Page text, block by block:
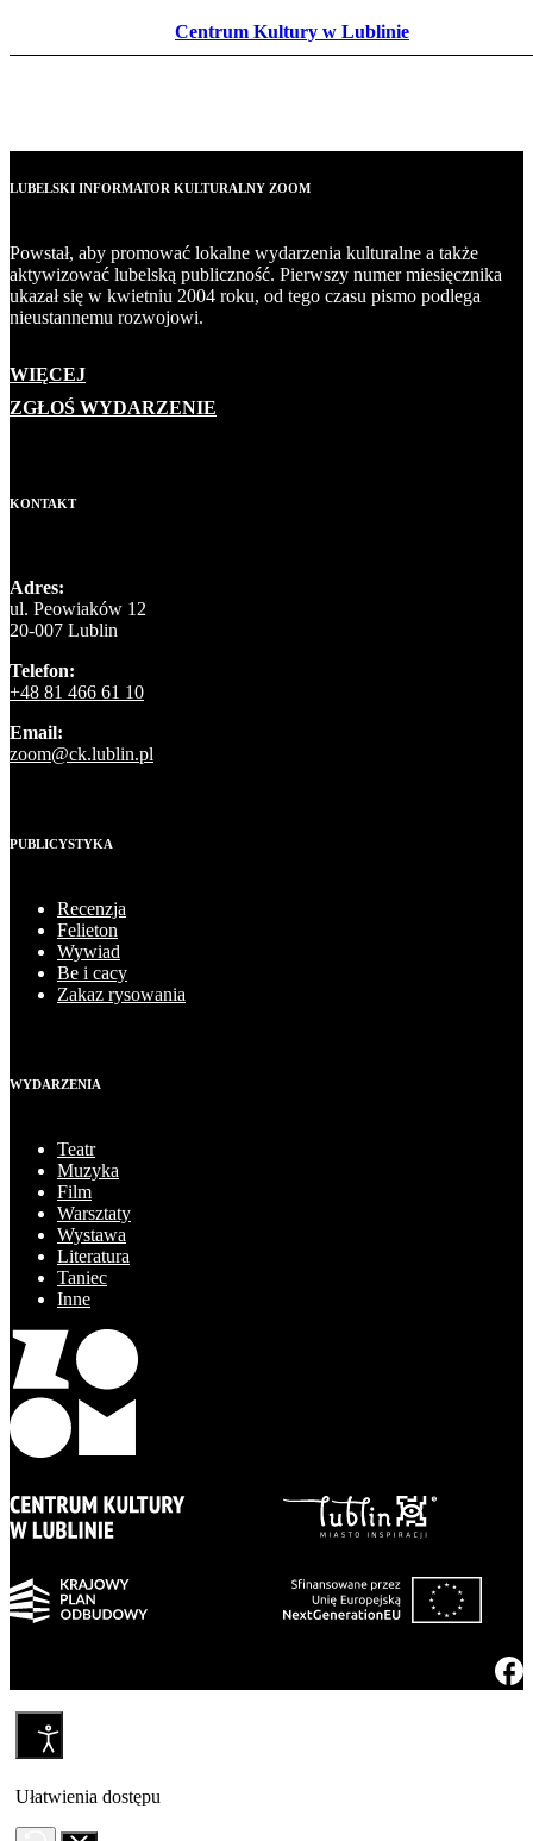
Centrum Kultury w Lublinie
LUBELSKI INFORMATOR KULTURALNY ZOOM
Powstał, aby promować lokalne wydarzenia kulturalne a także
aktywizować lubelską publiczność. Pierwszy numer miesięcznika
ukazał się w kwietniu 2004 roku, od tego czasu pismo podlega
nieustannemu rozwojowi.
WIĘCEJ
ZGŁOŚ WYDARZENIE
KONTAKT
Adres:
ul. Peowiaków 12
20-007 Lublin
Telefon:
+48 81 466 61 10
Email:
zoom@ck.lublin.pl
PUBLICYSTYKA
Recenzja
Felieton
Wywiad
Be i cacy
Zakaz rysowania
WYDARZENIA
Teatr
Muzyka
Film
Warsztaty
Wystawa
Literatura
Taniec
Inne
Ułatwienia dostępu